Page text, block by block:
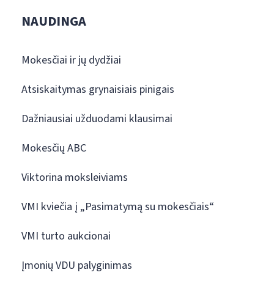
NAUDINGA
Mokesčiai ir jų dydžiai
Atsiskaitymas grynaisiais pinigais
Dažniausiai užduodami klausimai
Mokesčių ABC
Viktorina moksleiviams
VMI kviečia į „Pasimatymą su mokesčiais“
VMI turto aukcionai
Įmonių VDU palyginimas